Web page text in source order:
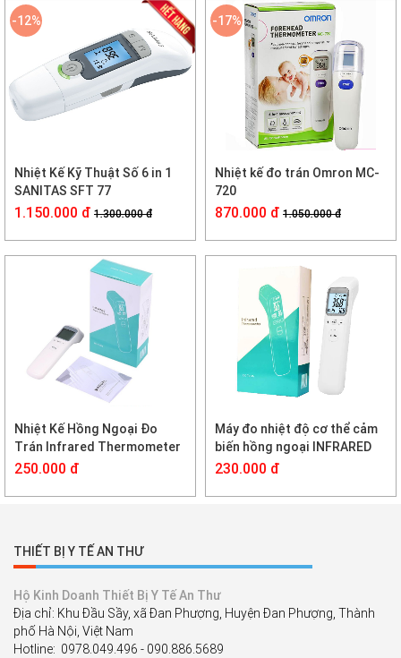
Nhiệt Kế Kỹ Thuật Số 6 in 1
SANITAS SFT 77
1.150.000 đ 1.300.000 đ
-12%
Nhiệt kế đo trán Omron MC-
720
870.000 đ 1.050.000 đ
-17%
Nhiệt Kế Hồng Ngoại Đo
Trán Infrared Thermometer
CK-T1803
250.000 đ
Máy đo nhiệt độ cơ thể cảm
biến hồng ngoại INFRARED
CK-T1502 (Personal Infrared
tử)
230.000 đ
THIẾT BỊ Y TẾ AN THƯ
Hộ Kinh Doanh Thiết Bị Y Tế An Thư
Địa chỉ: Khu Đầu Sầy, xã Đan Phượng, Huyện Đan Phượng, Thành
phố Hà Nội, Việt Nam
Hotline: 0978.049.496 - 090.886.5689